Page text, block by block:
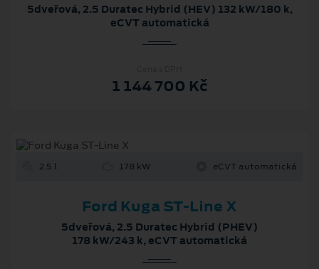
5dveřová, 2.5 Duratec Hybrid (HEV) 132 kW/180 k,
eCVT automatická
1 144 700 Kč
2.5 l 178 kW eCVT automatická
Ford Kuga ST-Line X
5dveřová, 2.5 Duratec Hybrid (PHEV)
178 kW/243 k, eCVT automatická